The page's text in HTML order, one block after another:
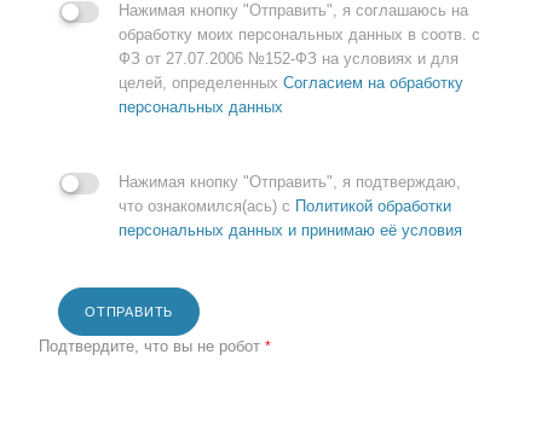
Нажимая кнопку "Отправить", я соглашаюсь на
обработку моих персональных данных в соотв. с
ФЗ от 27.07.2006 №152-ФЗ на условиях и для
целей, определенных Согласием на обработку
персональных данных
Нажимая кнопку "Отправить", я подтверждаю,
что ознакомился(ась) с Политикой обработки
персональных данных и принимаю её условия
ОТПРАВИТЬ
Подтвердите, что вы не робот *